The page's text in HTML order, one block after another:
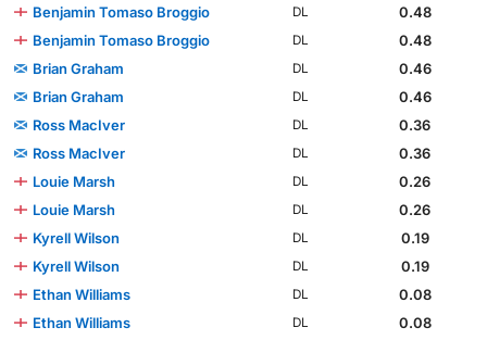
Benjamin Tomaso Broggio DL
0.48
Benjamin Tomaso Broggio
DL
0.48
Brian Graham
DL
0.46
Brian Graham
DL
0.46
Ross MacIver
DL
0.36
Ross MacIver
DL
0.36
Louie Marsh
DL
0.26
Louie Marsh
DL
0.26
Kyrell Wilson
DL
0.19
Kyrell Wilson
DL
0.19
Ethan Williams
DL
0.08
Ethan Williams
DL
0.08